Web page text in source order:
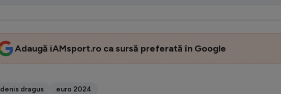
Adaugă iAMsport.ro ca sursă preferată în Google
denis dragus euro 2024